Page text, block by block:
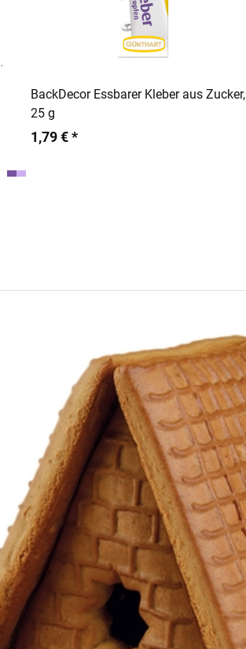
In den Warenkorb
BackDecor Essbarer Kleber aus Zucker,
25 g
1,79 € *